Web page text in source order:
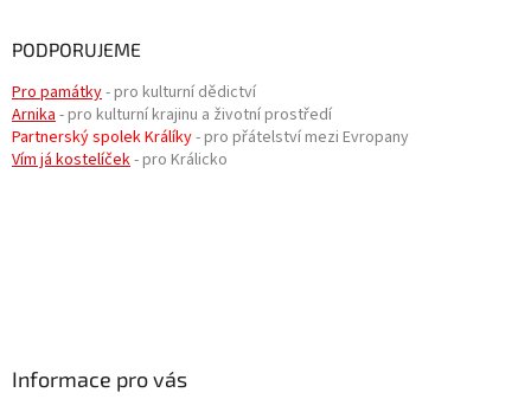
PODPORUJEME
Pro památky- pro kulturní dědictví
Arnika- pro kulturní krajinu a životní prostředí
Partnerský spolek Králíky- pro přátelství mezi Evropany
Vím já kostelíček- pro Králicko
Informace pro vás